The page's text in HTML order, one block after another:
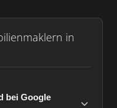
in
bei Google